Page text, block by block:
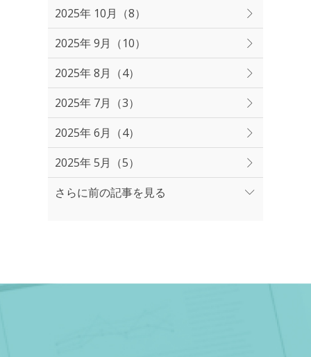
2025年 10月（8）
2025年 9月（10）
2025年 8月（4）
2025年 7月（3）
2025年 6月（4）
2025年 5月（5）
さらに前の記事を見る